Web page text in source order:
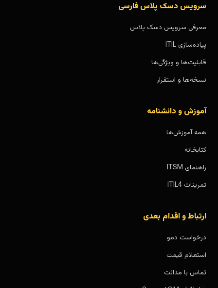
سرویس دسک پلاس فارسی
معرفی سرویس دسک پلاس
پیاده‌سازی ITIL
قابلیت‌ها و ویژگی‌ها
نسخه‌ها و استقرار
آموزش و دانشنامه
همه آموزش‌ها
کتابخانه
راهنمای ITSM
تمرینات ITIL4
ارتباط و اقدام بعدی
درخواست دمو
استعلام قیمت
تماس با مدانت